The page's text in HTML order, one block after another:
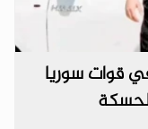
قوات سوريا